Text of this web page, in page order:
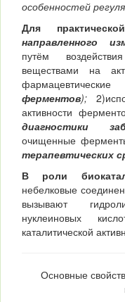
особенностей
Для
направленного
путём
веществами на
ферментов);
активности
диагностики
очищенные
терапевтических
В роли
небелковые
вызывают
нуклеиновых
каталитической
Основные